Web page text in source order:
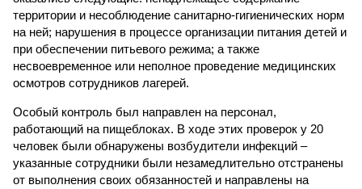
территории и несоблюдение санитарно-гигиенических норм
на ней; нарушения в процессе организации питания детей и
при обеспечении питьевого режима; а также
несвоевременное или неполное проведение медицинских
осмотров сотрудников лагерей.
Особый контроль был направлен на персонал,
работающий на пищеблоках. В ходе этих проверок у 20
человек были обнаружены возбудители инфекций –
указанные сотрудники были незамедлительно отстранены
от выполнения своих обязанностей и направлены на